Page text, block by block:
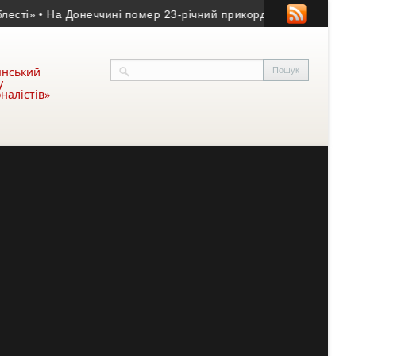
• На Донеччині помер 23-річний прикордонник з Тернопільщини